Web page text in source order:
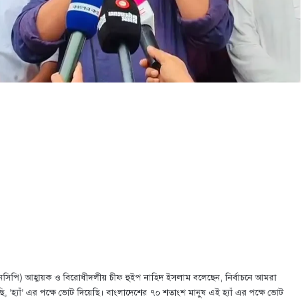
আহ্বায়ক ও বিরোধীদলীয় চীফ হুইপ নাহিদ ইসলাম বলেছেন, নির্বাচনে আমরা
‘হ্যাঁ’ এর পক্ষে ভোট দিয়েছি। বাংলাদেশের ৭০ শতাংশ মানুষ এই হ্যাঁ এর পক্ষে ভোট